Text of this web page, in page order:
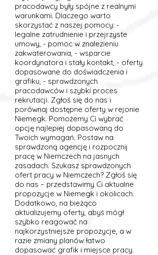
pracodawcy były spójne z realnymi
warunkami. Dlaczego warto
skorzystać z naszej pomocy: -
legalne zatrudnienie i przejrzyste
umowy, - pomoc w znalezieniu
zakwaterowania, - wsparcie
koordynatora i stały kontakt, - oferty
dopasowane do doświadczenia i
grafiku, - sprawdzonych
pracodawców i szybki proces
rekrutacji. Zgłoś się do nas i
porównaj dostępne oferty w rejonie
Niemegk. Pomożemy Ci wybrać
opcję najlepiej dopasowaną do
Twoich wymagań. Postaw na
sprawdzoną agencję i rozpocznij
pracę w Niemczech na jasnych
zasadach. Szukasz sprawdzonych
ofert pracy w Niemczech? Zgłoś się
do nas – przedstawimy Ci aktualne
propozycje w Niemegk i okolicach.
Dodatkowo, na bieżąco
aktualizujemy oferty, abyś mógł
szybko reagować na
najkorzystniejsze propozycje, a w
razie zmiany planów łatwo
dopasować grafik i miejsce pracy.